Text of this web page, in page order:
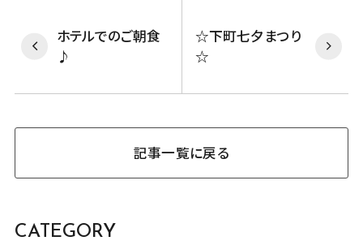
ホテルでのご朝食
♪
☆下町七夕まつり
☆
記事一覧に戻る
CATEGORY